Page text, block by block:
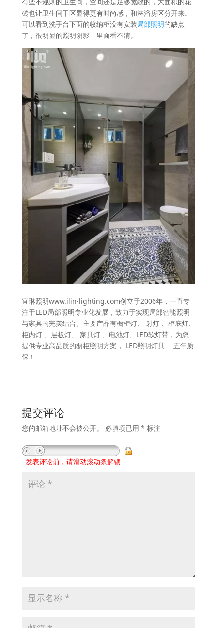
砖也让卫生间干区显得更有时尚感，和淋浴房区分开来。
可以看到洗手台下面的收纳柜没有安装局部照明的缺点
了，很明显的照明阴影，里面看不清。
宜琳照明www.ilin-lighting.com创立于2006年，一直专
注于LED局部照明专业化发展，致力于实现局部智能照明
与家具的完美结合。主要产品有橱柜灯、 射灯 、柜底灯、
柜内灯 、层板灯、 家具灯 、电池灯、LED软灯带，为您
提供专业高品质的橱柜照明方案， LED照明灯具 ，五年质
保！
提交评论
您的邮箱地址不会被公开。 必填项已用 * 标注
发表评论前，请滑动滚动条解锁